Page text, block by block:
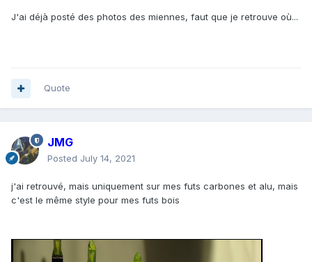
J'ai déjà posté des photos des miennes, faut que je retrouve où...
Quote
JMG
Posted July 14, 2021
j'ai retrouvé, mais uniquement sur mes futs carbones et alu, mais
c'est le même style pour mes futs bois